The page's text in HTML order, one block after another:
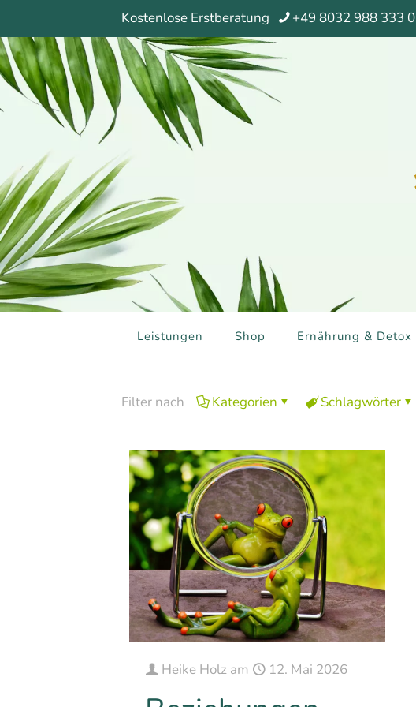
Kostenlose Erstberatung +49 8032 988 333 0
Leistungen Shop Ernährung & Detox
Filter nach Kategorien Schlagwörter
Heike Holz am 12. Mai 2026